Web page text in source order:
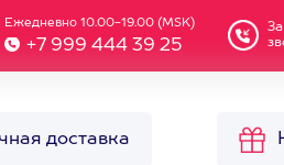
Ежедневно 10.00-19.00 (MSK)
+7 999 444 39 25
доставка